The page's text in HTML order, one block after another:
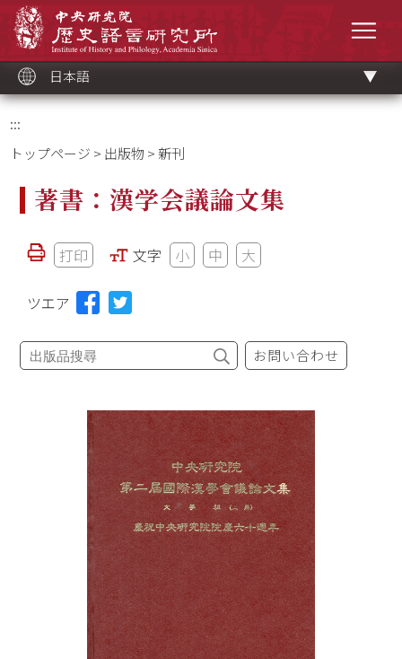
ッ
ク
日本語
:::
トップページ > 出版物 > 新刊
著書：漢学会議論文集
打印 文字 小 中 大
ツエア
お問い合わせ